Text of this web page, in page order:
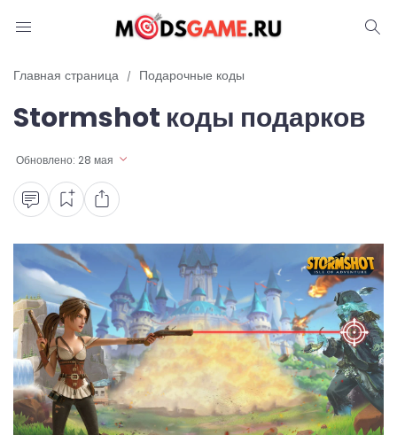
Блог
Читы и коды
Промокоды
Ошибки
Руководства
Roblox
Главная страница Подарочные коды
Stormshot коды подарков
Обновлено: 28 мая